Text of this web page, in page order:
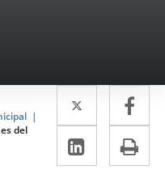
del
Twitter
Enlace
a
una
a
LinkedIn
Enlace